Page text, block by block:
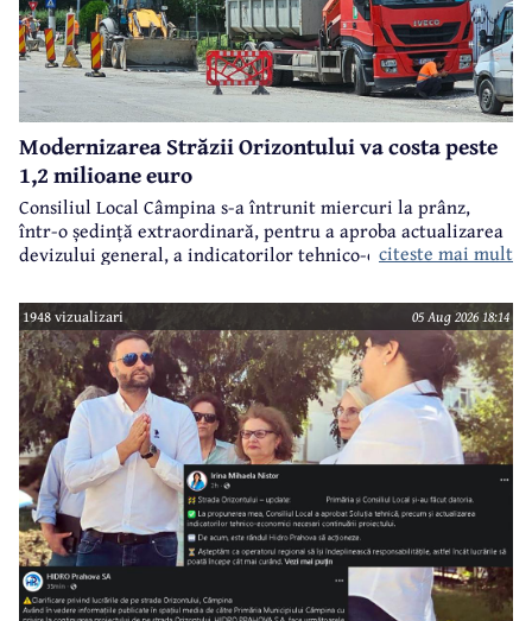
Modernizarea Străzii Orizontului va costa peste
1,2 milioane euro
Consiliul Local Câmpina s-a întrunit miercuri la prânz,
într-o ședință extraordinară, pentru a aproba actualizarea
devizului general, a indicatorilor tehnico-economici și a
realizarea modernizării Străzii Orizontului, obiectiv
finanțat prin Programul Național de Investiții ”Anghel
Saligny”.
citeste mai mult
1948 vizualizari 05 Aug 2026 18:14